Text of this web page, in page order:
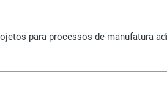
para processos de manufatura